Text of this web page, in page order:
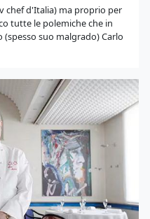
chef d'Italia) ma proprio per
tutte le polemiche che in
suo malgrado) Carlo